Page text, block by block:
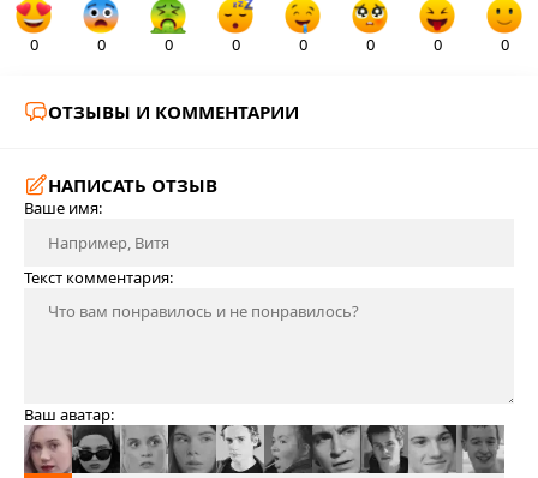
0 0 0 0 0 0 0 0
ОТЗЫВЫ И КОММЕНТАРИИ
НАПИСАТЬ ОТЗЫВ
Ваше имя:
Текст комментария:
Ваш аватар: